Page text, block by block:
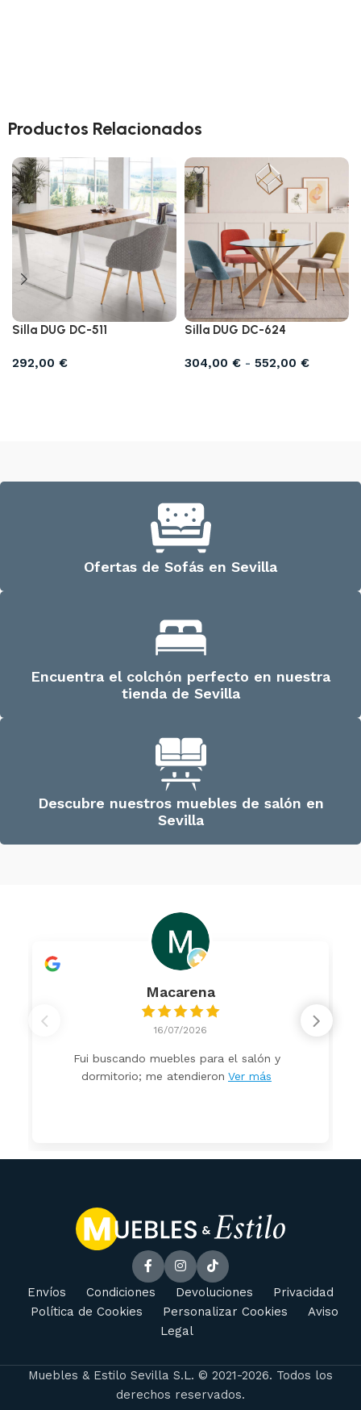
Productos Relacionados
Silla DUG DC-511
292,00 €
Silla DUG DC-624
304,00 € - 552,00 €
Ofertas de Sofás en Sevilla
Encuentra el colchón perfecto en nuestra
tienda de Sevilla
Descubre nuestros muebles de salón en
Sevilla
Macarena
16/07/2026
Fui buscando muebles para el salón y
dormitorio; me atendieron Ver más
Envíos Condiciones Devoluciones
Privacidad
Política de Cookies
Personalizar Cookies
Aviso
Legal
Muebles & Estilo Sevilla S.L. © 2021-2026. Todos los
derechos reservados.